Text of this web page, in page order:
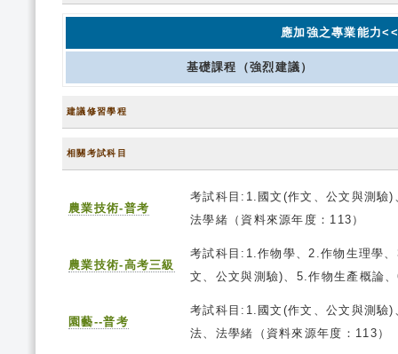
應加強之專業能力
基礎課程（強烈建議）
建議修習學程
相關考試科目
農業技術-普考
考試科目:1.國文(作文、公文與測驗
法學緒（資料來源年度：113）
農業技術-高考三級
考試科目:1.作物學、2.作物生理學
文、公文與測驗)、5.作物生產概論
園藝--普考
考試科目:1.國文(作文、公文與測驗
法、法學緒（資料來源年度：113）